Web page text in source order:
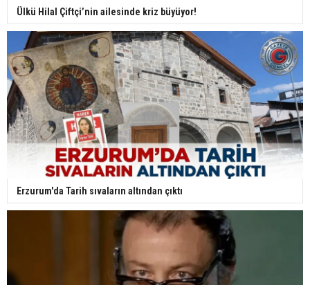
Ülkü Hilal Çiftçi’nin ailesinde kriz büyüyor!
Erzurum'da Tarih sıvaların altından çıktı